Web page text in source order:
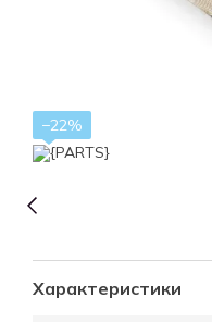
−22%
Характеристики